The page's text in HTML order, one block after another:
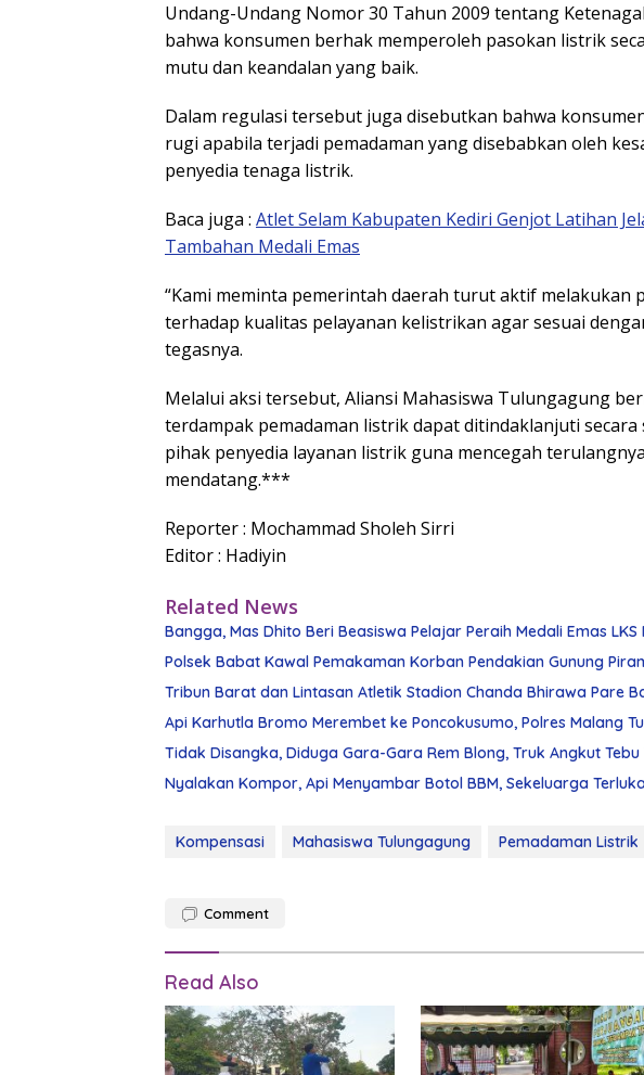
Undang-Undang Nomor 30 Tahun 2009 tentang
bahwa konsumen berhak memperoleh pasokan listrik
mutu dan keandalan yang baik.
Dalam regulasi tersebut juga disebutkan bahwa
rugi apabila terjadi pemadaman yang disebabkan oleh
penyedia tenaga listrik.
Baca juga : Atlet Selam Kabupaten Kediri Genjot Latihan
Tambahan Medali Emas
“Kami meminta pemerintah daerah turut aktif melakukan
terhadap kualitas pelayanan kelistrikan agar sesuai
tegasnya.
Melalui aksi tersebut, Aliansi Mahasiswa Tulungagung
terdampak pemadaman listrik dapat ditindaklanjuti
pihak penyedia layanan listrik guna mencegah
mendatang.***
Reporter : Mochammad Sholeh Sirri
Editor : Hadiyin
Related News
Bangga, Mas Dhito Beri Beasiswa Pelajar Peraih Medali Emas LKS
Polsek Babat Kawal Pemakaman Korban Pendakian Gunung
Tribun Barat dan Lintasan Atletik Stadion Chanda Bhirawa Pare
Api Karhutla Bromo Merembet ke Poncokusumo, Polres Malang
Tidak Disangka, Diduga Gara-Gara Rem Blong, Truk Angkut
Nyalakan Kompor, Api Menyambar Botol BBM, Sekeluarga
Kompensasi Mahasiswa Tulungagung Pemadaman Listrik
Comment
Read Also